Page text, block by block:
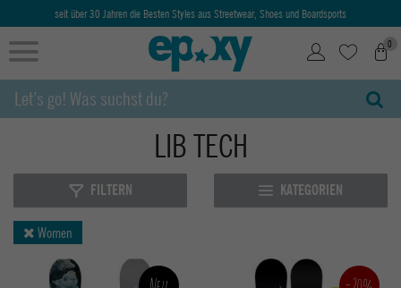
seit über 30 Jahren die Besten Styles aus Streetwear, Shoes und Boardsports
0
LIB TECH
FILTERN KATEGORIEN
Women